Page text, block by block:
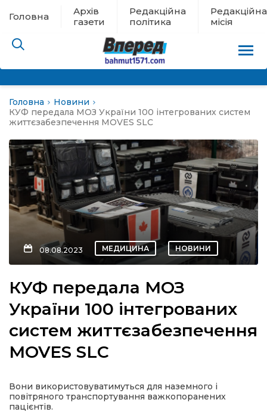
Головна
Архів
газети
Редакційна
політика
Редакційна
місія
евакуації
новини
політика
Головна
Новини
КУФ передала МОЗ України 100 інтегрованих систем
життєзабезпечення MOVES SLC
08.08.2023 МЕДИЦИНА НОВИНИ
КУФ передала МОЗ
України 100 інтегрованих
систем життєзабезпечення
MOVES SLC
Вони використовуватимуться для наземного і
повітряного транспортування важкопоранених
пацієнтів.